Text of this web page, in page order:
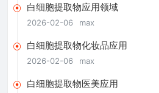
白细胞提取物应用领域
2026-02-06 max
白细胞提取物化妆品应用
2026-02-06 max
白细胞提取物医美应用